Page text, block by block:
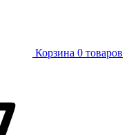
Корзина 0 товаров